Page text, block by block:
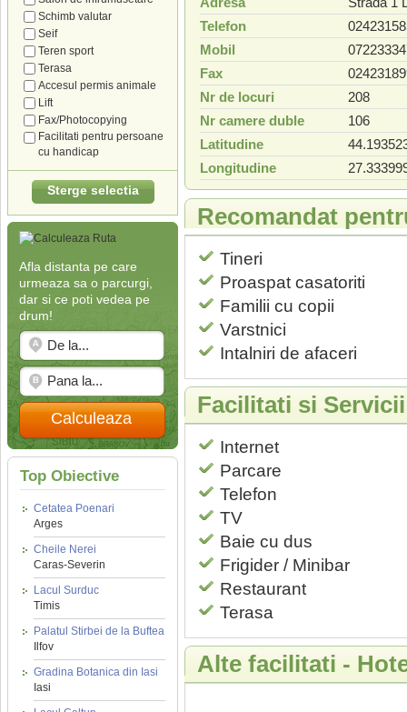
Schimb valutar
Seif
Teren sport
Terasa
Accesul permis animale
Lift
Fax/Photocopying
Facilitati pentru persoane
cu handicap
Sterge selectia
Afla distanta pe care
urmeaza sa o parcurgi,
dar si ce poti vedea pe
drum!
Calculeaza
Top Obiective
Cetatea Poenari
Arges
Cheile Nerei
Caras-Severin
Lacul Surduc
Timis
Palatul Stirbei de la Buftea
Ilfov
Gradina Botanica din Iasi
Iasi
Telefon
Mobil
Fax
Nr de locuri
208
Nr camere duble
106
Latitudine
Longitudine
Recomandat
Tineri
Proaspat casatoriti
Familii cu copii
Varstnici
Intalniri de afaceri
Facilitati si
Internet
Parcare
Telefon
TV
Baie cu dus
Frigider / Minibar
Restaurant
Terasa
Alte facilitati -